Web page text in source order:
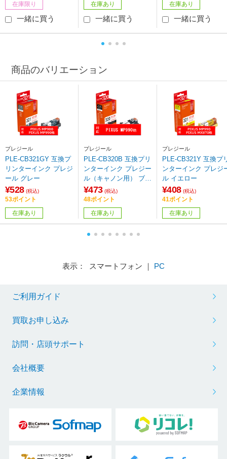
在庫限り
一緒に買う
在庫あり
一緒に買う
在庫あり
一緒に買う
商品のバリエーション
プレジール
PLE-CB321GY 互換プ
リンターインク プレジ
ール グレー
¥528 (税込)
53ポイント
在庫あり
プレジール
PLE-CB320B 互換プリ
ンターインク プレジー
ル（キャノン用） ブラ
ック
¥473 (税込)
48ポイント
在庫あり
プレジール
PLE-CB321Y 互換プ
ンターインク プレジ
ル イエロー
¥408 (税込)
41ポイント
在庫あり
表示： スマートフォン ｜ PC
ご利用ガイド
買取お申し込み
訪問・店頭サポート
会社概要
企業情報